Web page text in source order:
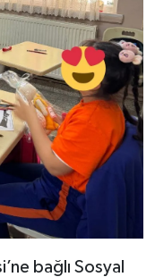
bağlı Sosyal